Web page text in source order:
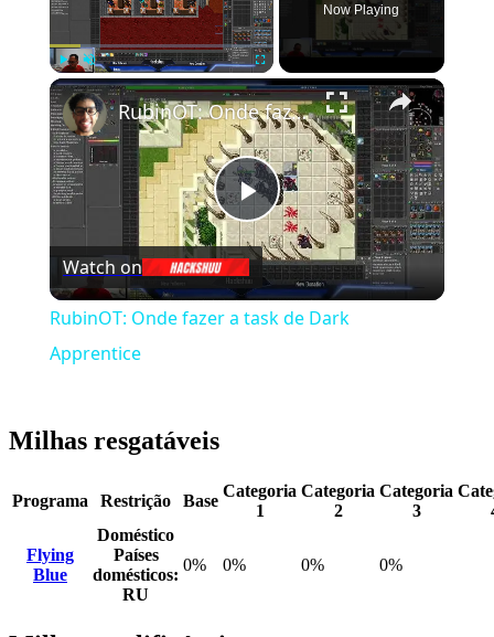
Play Unmute Fullscreen
Now Playing
Play
Video
RubinOT: Onde fazer a task de Dark Apprentice
Watch on
RubinOT: Onde fazer a task de Dark
Apprentice
Milhas resgatáveis
Programa Restrição Base
Categoria
1
Categoria
2
Categoria
3
Flying
Blue
Doméstico
Países
domésticos:
RU
0% 0% 0% 0%